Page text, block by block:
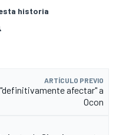
historia
ARTÍCULO PREVIO
afectar" a
Ocon